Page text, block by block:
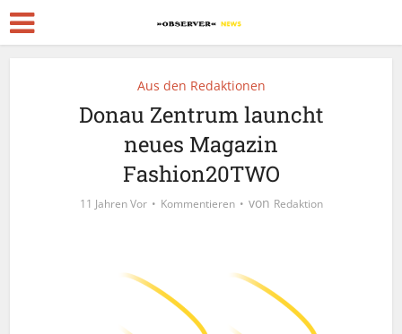
Aus den Redaktionen
Donau Zentrum launcht
neues Magazin
Fashion20TWO
11 Jahren Vor Kommentieren von Redaktion